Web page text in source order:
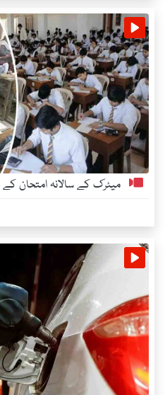
میٹرک کے سالانہ امتحان کے